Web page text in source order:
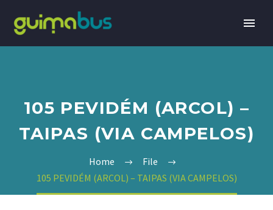
105 PEVIDÉM (ARCOL) –
TAIPAS (VIA CAMPELOS)
Home
File
105 PEVIDÉM (ARCOL) – TAIPAS (VIA CAMPELOS)